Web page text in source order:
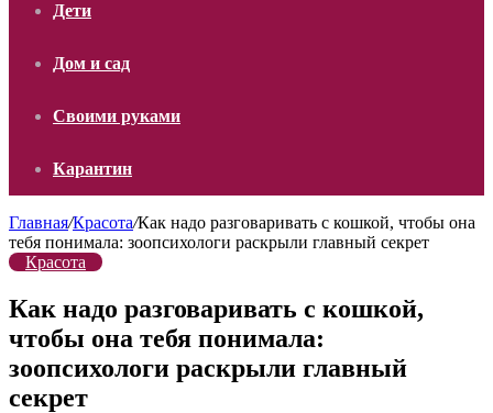
Дети
Дом и сад
Своими руками
Карантин
Главная/Красота/Как надо разговаривать с кошкой, чтобы она
тебя понимала: зоопсихологи раскрыли главный секрет
Красота
Как надо разговаривать с кошкой,
чтобы она тебя понимала:
зоопсихологи раскрыли главный
секрет